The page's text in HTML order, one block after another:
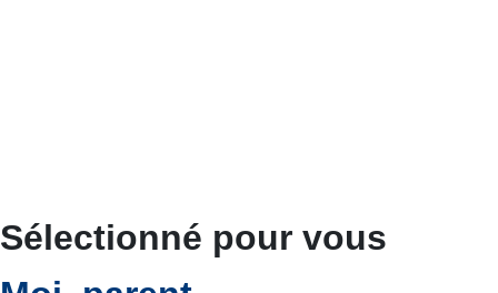
Sélectionné pour vous